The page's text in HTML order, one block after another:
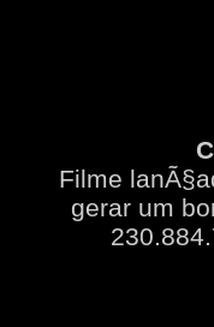
Filme
gerar um